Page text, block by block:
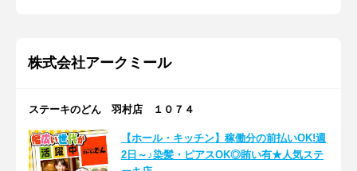
株式会社アークミール
ステーキのどん 羽村店 １０７４
【ホール・キッチン】稼働分の前払いOK!週
2日～♪染髪・ピアスOK◎賄い有★人気ステ